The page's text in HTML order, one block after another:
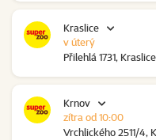
Kraslice
Přilehlá 1731, Kraslice
v úterý
Krnov
Vrchlického 2511/4,
zítra od 10:00